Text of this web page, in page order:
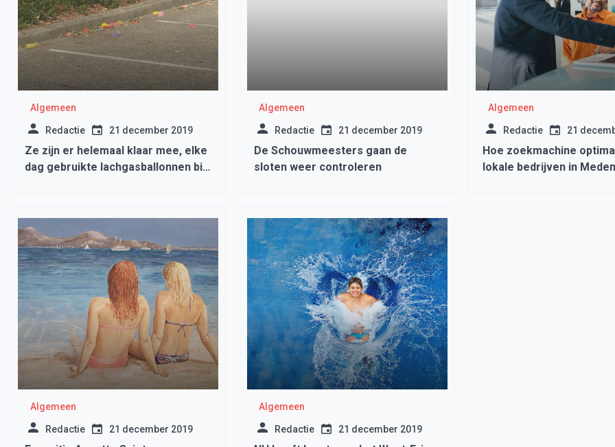
Algemeen
Redactie 21 december 2019
Ze zijn er helemaal klaar mee, elke
dag gebruikte lachgasballonnen bij
Algemeen
Redactie 21 december 2019
De Schouwmeesters gaan de
sloten weer controleren
Algemeen
Redactie 21
Hoe zoekmachine
lokale bedrijven in
Algemeen
Redactie 21 december 2019
Algemeen
Redactie 21 december 2019